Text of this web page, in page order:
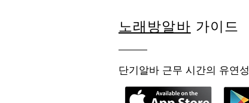
노래방알바 가이드
단기알바 근무 시간의 유연성